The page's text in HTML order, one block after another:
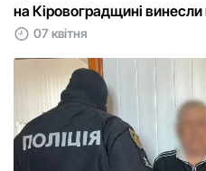
на Кіровоградщині
07 квітня